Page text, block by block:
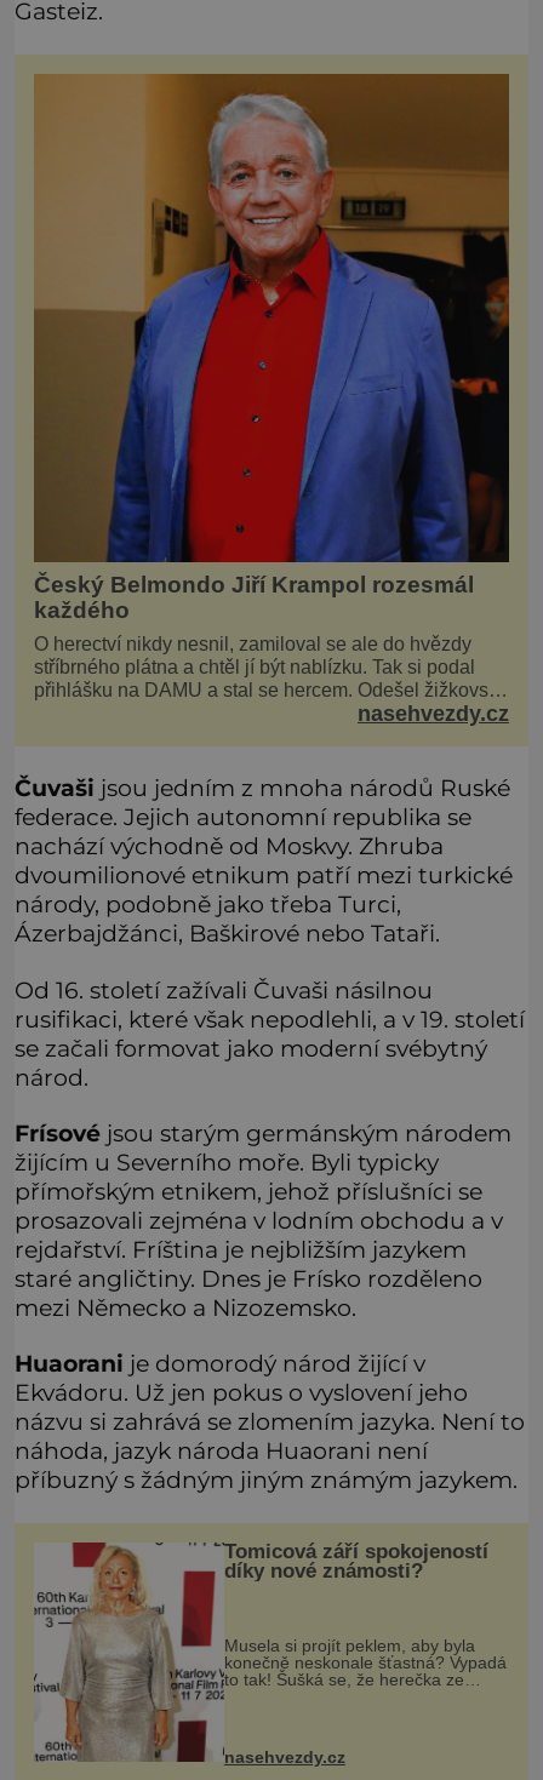
Gasteiz.
Český Belmondo Jiří Krampol rozesmál
každého
O herectví nikdy nesnil, zamiloval se ale do hvězdy
stříbrného plátna a chtěl jí být nablízku. Tak si podal
přihlášku na DAMU a stal se hercem. Odešel žižkovský
matador, který všude rozdával humor, i když jemu
nasehvezdy.cz
Čuvaši jsou jedním z mnoha národů Ruské
federace. Jejich autonomní republika se
nachází východně od Moskvy. Zhruba
dvoumilionové etnikum patří mezi turkické
národy, podobně jako třeba Turci,
Ázerbajdžánci, Baškirové nebo Tataři.
Od 16. století zažívali Čuvaši násilnou
rusifikaci, které však nepodlehli, a v 19. století
se začali formovat jako moderní svébytný
národ.
Frísové jsou starým germánským národem
žijícím u Severního moře. Byli typicky
přímořským etnikem, jehož příslušníci se
prosazovali zejména v lodním obchodu a v
rejdařství. Fríština je nejbližším jazykem
staré angličtiny. Dnes je Frísko rozděleno
mezi Německo a Nizozemsko.
Huaorani je domorodý národ žijící v
Ekvádoru. Už jen pokus o vyslovení jeho
názvu si zahrává se zlomením jazyka. Není to
náhoda, jazyk národa Huaorani není
příbuzný s žádným jiným známým jazykem.
Tomicová září spokojeností
díky nové známosti?
Musela si projít peklem, aby byla
konečně neskonale šťastná? Vypadá
to tak! Šušká se, že herečka ze
seriálu Slunečná Pavla Tomicová
nasehvezdy.cz